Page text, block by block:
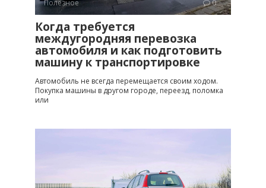
Полезное 0
Когда требуется
междугородняя перевозка
автомобиля и как подготовить
машину к транспортировке
Автомобиль не всегда перемещается своим ходом.
Покупка машины в другом городе, переезд, поломка
или